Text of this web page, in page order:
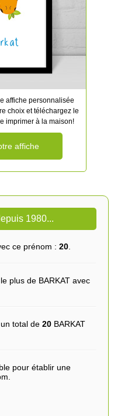
affiche personnalisée
choix et téléchargez le
imprimer à la maison!
affiche
1980...
ce prénom : 20.
plus de BARKAT avec
total de 20BARKAT
pour établir une